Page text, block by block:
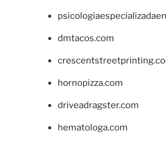
dmtacos.com
hornopizza.com
driveadragster.com
hematologa.com